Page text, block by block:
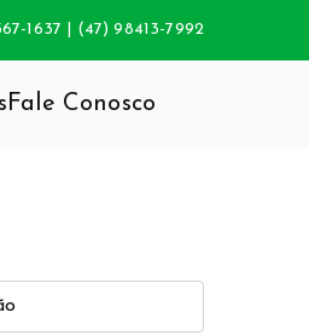
1637 | (47) 98413-7992
total
Fale Conosco